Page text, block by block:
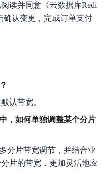
读并同意《云数据库Redi
确认变更，完成订单支付
认带宽。
，如何单独调整某个分片
分片带宽调节，并结合业
片的带宽，更加灵活地应